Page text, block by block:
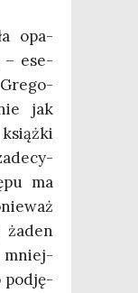
opa­
– ese­
jak
ma
żaden
mniej­
pod­ję­